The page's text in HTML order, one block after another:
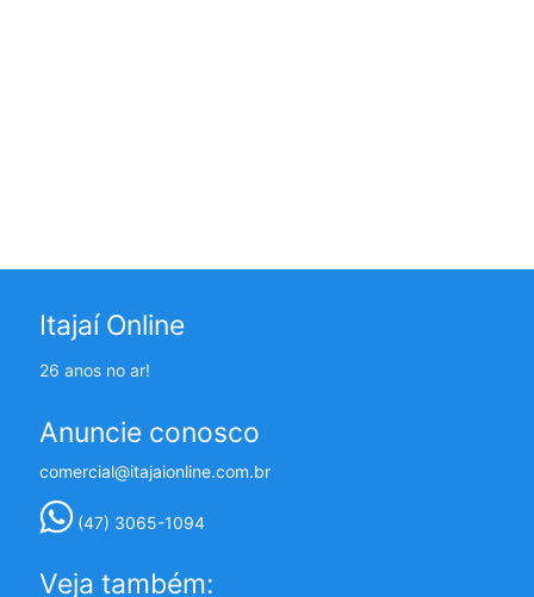
Itajaí Online
26 anos no ar!
Anuncie conosco
comercial@itajaionline.com.br
(47) 3065-1094
Veja também: